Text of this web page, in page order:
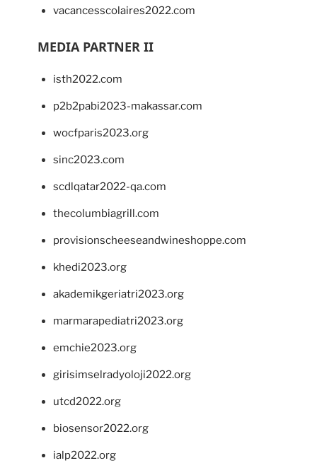
vacancesscolaires2022.com
MEDIA PARTNER II
isth2022.com
p2b2pabi2023-makassar.com
wocfparis2023.org
sinc2023.com
scdlqatar2022-qa.com
thecolumbiagrill.com
provisionscheeseandwineshoppe.com
khedi2023.org
akademikgeriatri2023.org
marmarapediatri2023.org
emchie2023.org
girisimselradyoloji2022.org
utcd2022.org
biosensor2022.org
ialp2022.org